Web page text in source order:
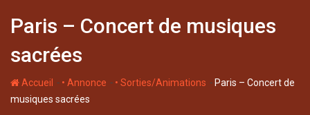
Paris – Concert de musiques
sacrées
Accueil - • Annonce - • Sorties/Animations - Paris – Concert de
musiques sacrées